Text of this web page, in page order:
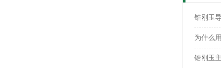
锆刚玉
为什么
锆刚玉